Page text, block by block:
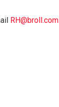
RH@broll.com